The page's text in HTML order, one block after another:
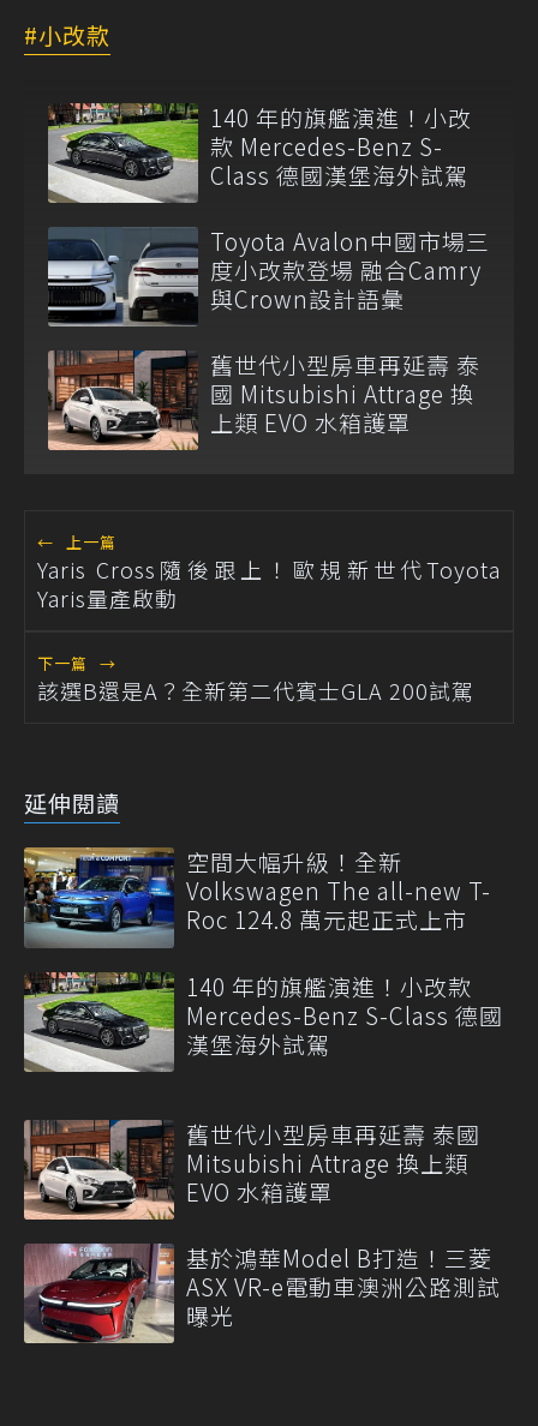
小改款
140 年的旗艦演進！小改
款 Mercedes-Benz S-
Class 德國漢堡海外試駕
Toyota Avalon中國市場三
度小改款登場 融合Camry
與Crown設計語彙
舊世代小型房車再延壽 泰
國 Mitsubishi Attrage 換
上類 EVO 水箱護罩
← 上一篇
Yaris Cross隨後跟上！歐規新世代Toyota
Yaris量產啟動
下一篇 →
該選B還是A？全新第二代賓士GLA 200試駕
延伸閱讀
空間大幅升級！全新
Volkswagen The all-new T-
Roc 124.8 萬元起正式上市
140 年的旗艦演進！小改款
Mercedes-Benz S-Class 德國
漢堡海外試駕
舊世代小型房車再延壽 泰國
Mitsubishi Attrage 換上類
EVO 水箱護罩
基於鴻華Model B打造！三菱
ASX VR-e電動車澳洲公路測試
曝光